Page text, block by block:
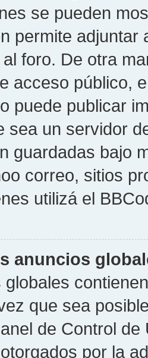
se pueden
permite
foro. De otra
acceso público,
puede publicar
sea un servidor
guardadas bajo
correo, sitios
utilizá el
anuncios
globales
que sea
de Control
por la